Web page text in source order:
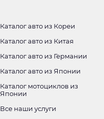
Каталог авто из Кореи
Каталог авто из Китая
Каталог авто из Германии
Каталог авто из Японии
Каталог мотоциклов из
Японии
Все наши услуги